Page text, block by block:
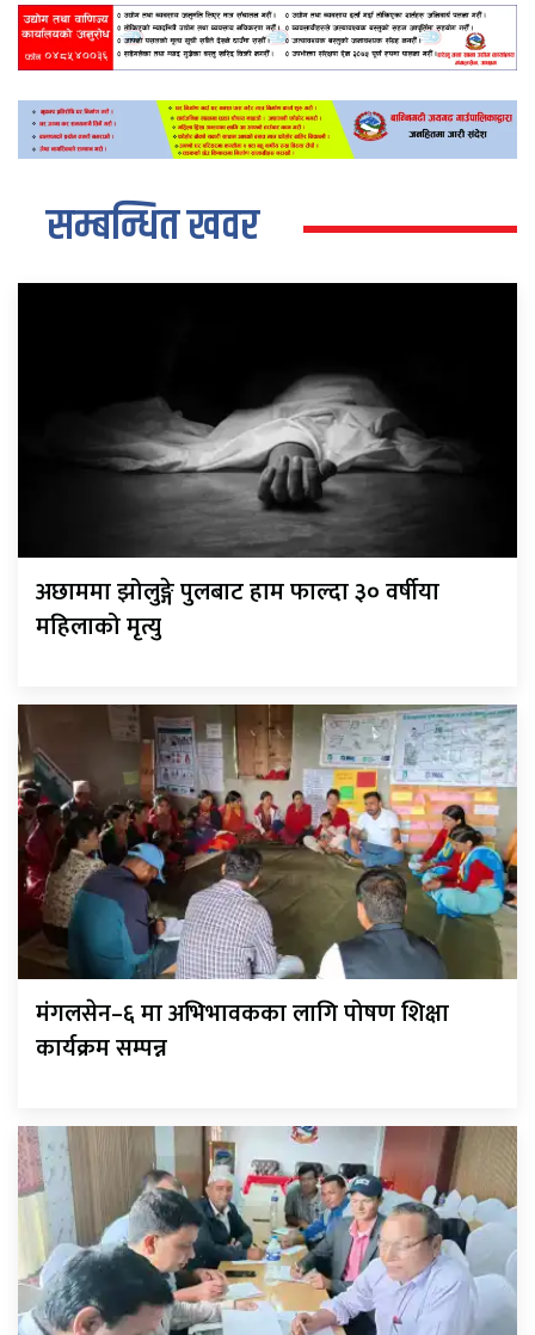
सम्बन्धित खवर
अछाममा झोलुङ्गे पुलबाट हाम फाल्दा ३० वर्षीया
महिलाको मृत्यु
मंगलसेन–६ मा अभिभावकका लागि पोषण शिक्षा
कार्यक्रम सम्पन्न